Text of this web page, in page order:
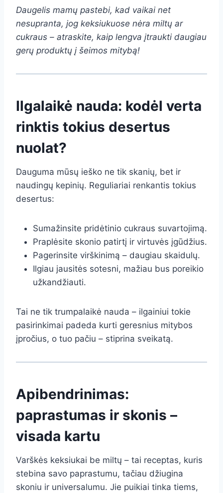
Daugelis mamų pastebi, kad vaikai net
nesupranta, jog keksiukuose nėra miltų ar
cukraus – atraskite, kaip lengva įtraukti daugiau
gerų produktų į šeimos mitybą!
Ilgalaikė nauda: kodėl verta
rinktis tokius desertus
nuolat?
Dauguma mūsų ieško ne tik skanių, bet ir
naudingų kepinių. Reguliariai renkantis tokius
desertus:
Sumažinsite pridėtinio cukraus suvartojimą.
Praplėsite skonio patirtį ir virtuvės įgūdžius.
Pagerinsite virškinimą – daugiau skaidulų.
Ilgiau jausitės sotesni, mažiau bus poreikio
užkandžiauti.
Tai ne tik trumpalaikė nauda – ilgainiui tokie
pasirinkimai padeda kurti geresnius mitybos
įpročius, o tuo pačiu – stiprina sveikatą.
Apibendrinimas:
paprastumas ir skonis –
visada kartu
Varškės keksiukai be miltų – tai receptas, kuris
stebina savo paprastumu, tačiau džiugina
skoniu ir universalumu. Jie puikiai tinka tiems,